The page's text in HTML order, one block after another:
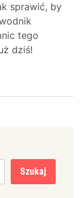
sprawić, by
tego
dziś!
Szukaj